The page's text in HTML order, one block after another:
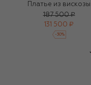
Платье из вискозы
187 500 ₽
131 500 ₽
-30%